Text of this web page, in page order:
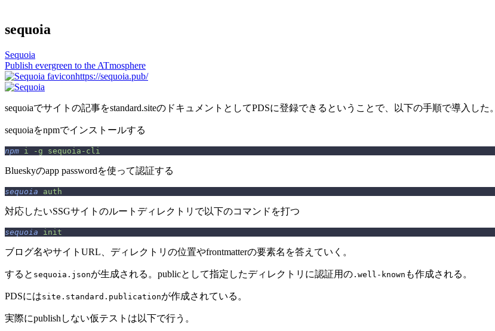
sequoia
Sequoia
Publish evergreen to the ATmosphere
https://sequoia.pub/
sequoiaでサイトの記事をstandard.siteのドキュメントとしてPDSに登録できるということで、以下の手順で導入した。
sequoiaをnpmでインストールする
npm i -g sequoia-cli
Blueskyのapp passwordを使って認証する
sequoia auth
対応したいSSGサイトのルートディレクトリで以下のコマンドを打つ
sequoia init
ブログ名やサイトURL、ディレクトリの位置やfrontmatterの要素名を答えていく。
すると sequoia.jsonが生成される。publicとして指定したディレクトリに認証用の .well-known も作成される。
PDSにはsite.standard.publicationが作成されている。
実際にpublishしない仮テストは以下で行う。